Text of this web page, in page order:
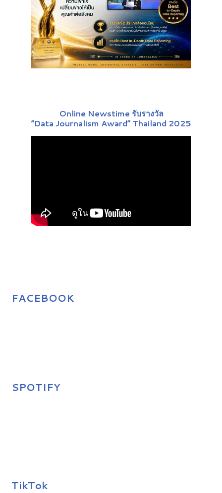
Online Newstime รับรางวัล
“Data Journalism Award” Thailand 2025
FACEBOOK
SPOTIFY
TikTok